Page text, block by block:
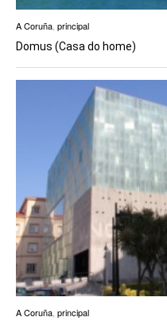
A Coruña, principal
Domus (Casa do home)
A Coruña principal